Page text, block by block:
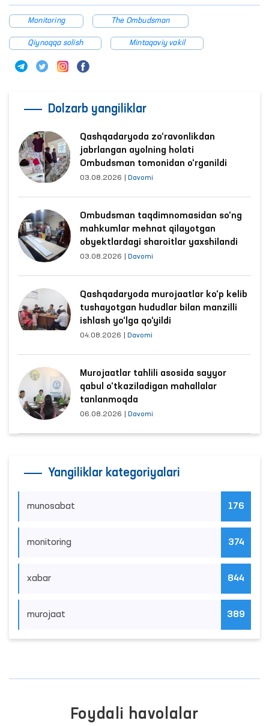
Monitoring The Ombudsman
Qiynoqqa solish Mintaqaviy vakil
Dolzarb yangiliklar
Qashqadaryoda zo‘ravonlikdan
jabrlangan ayolning holati
Ombudsman tomonidan o‘rganildi
03.08.2026 Davomi
Ombudsman taqdimnomasidan so‘ng
mahkumlar mehnat qilayotgan
obyektlardagi sharoitlar yaxshilandi
03.08.2026 Davomi
Qashqadaryoda murojaatlar ko‘p kelib
tushayotgan hududlar bilan manzilli
ishlash yo‘lga qo‘yildi
04.08.2026 Davomi
Murojaatlar tahlili asosida sayyor
qabul o‘tkaziladigan mahallalar
tanlanmoqda
06.08.2026 Davomi
Yangiliklar kategoriyalari
munosabat 176
monitoring 374
xabar 844
murojaat 389
Foydali havolalar